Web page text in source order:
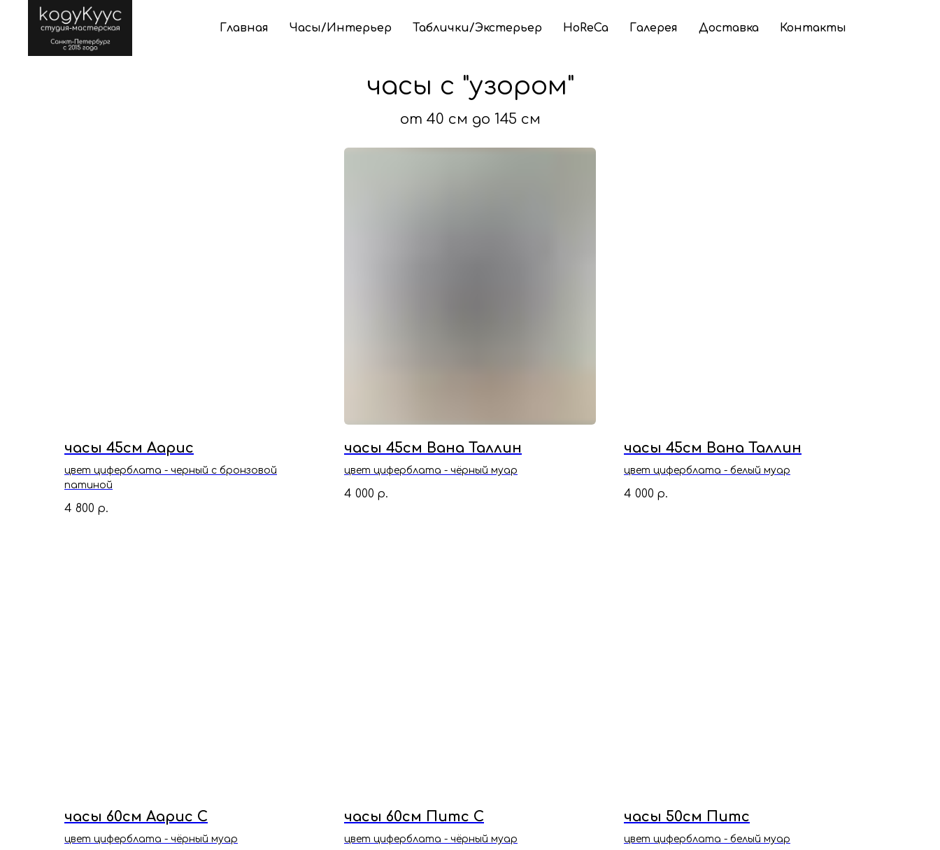
Главная Часы/Интерьер Таблички/Экстерьер HoReCa Галерея Доставка Контакты
часы с "узором"
от 40 см до 145 см
часы 45см Аарис
цвет циферблата - черный с бронзовой
патиной
4 800 р.
часы 45см Вана Таллин
цвет циферблата - чёрный муар
4 000 р.
часы 45см Вана Таллин
цвет циферблата - белый муар
4 000 р.
часы 60см Аарис С
цвет циферблата - чёрный муар
часы 60см Питс С
цвет циферблата - чёрный муар
часы 50см Питс
цвет циферблата - белый муар